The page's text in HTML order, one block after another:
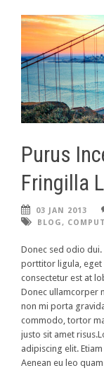
Purus
Fringilla
03 JAN 2013
BLOG,
Donec sed odio
porttitor ligula, eget
consectetur est at
Donec ullamcorper
non mi porta
commodo, tortor
justo sit amet
adipiscing elit.
Aenean eu leo